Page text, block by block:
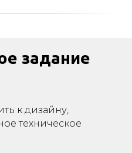
задание
к дизайну,
техническое